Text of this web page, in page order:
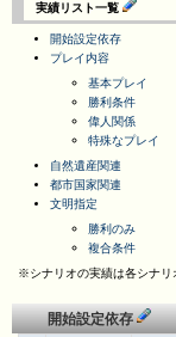
実績リスト一覧
開始設定依存
プレイ内容
基本プレイ
勝利条件
偉人関係
特殊なプレイ
自然遺産関連
都市国家関連
文明指定
勝利のみ
複合条件
※シナリオの実績は各シナリ
開始設定依存